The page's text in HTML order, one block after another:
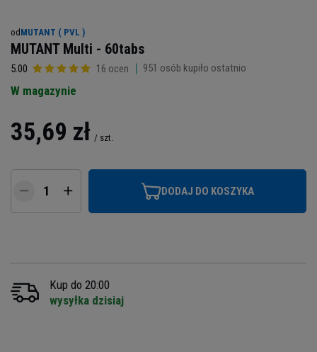
od MUTANT ( PVL )
MUTANT Multi - 60tabs
5.00 16 ocen 951 osób kupiło ostatnio
W magazynie
35,69 zł / szt.
DODAJ DO KOSZYKA
Kup do 20:00
wysyłka dzisiaj